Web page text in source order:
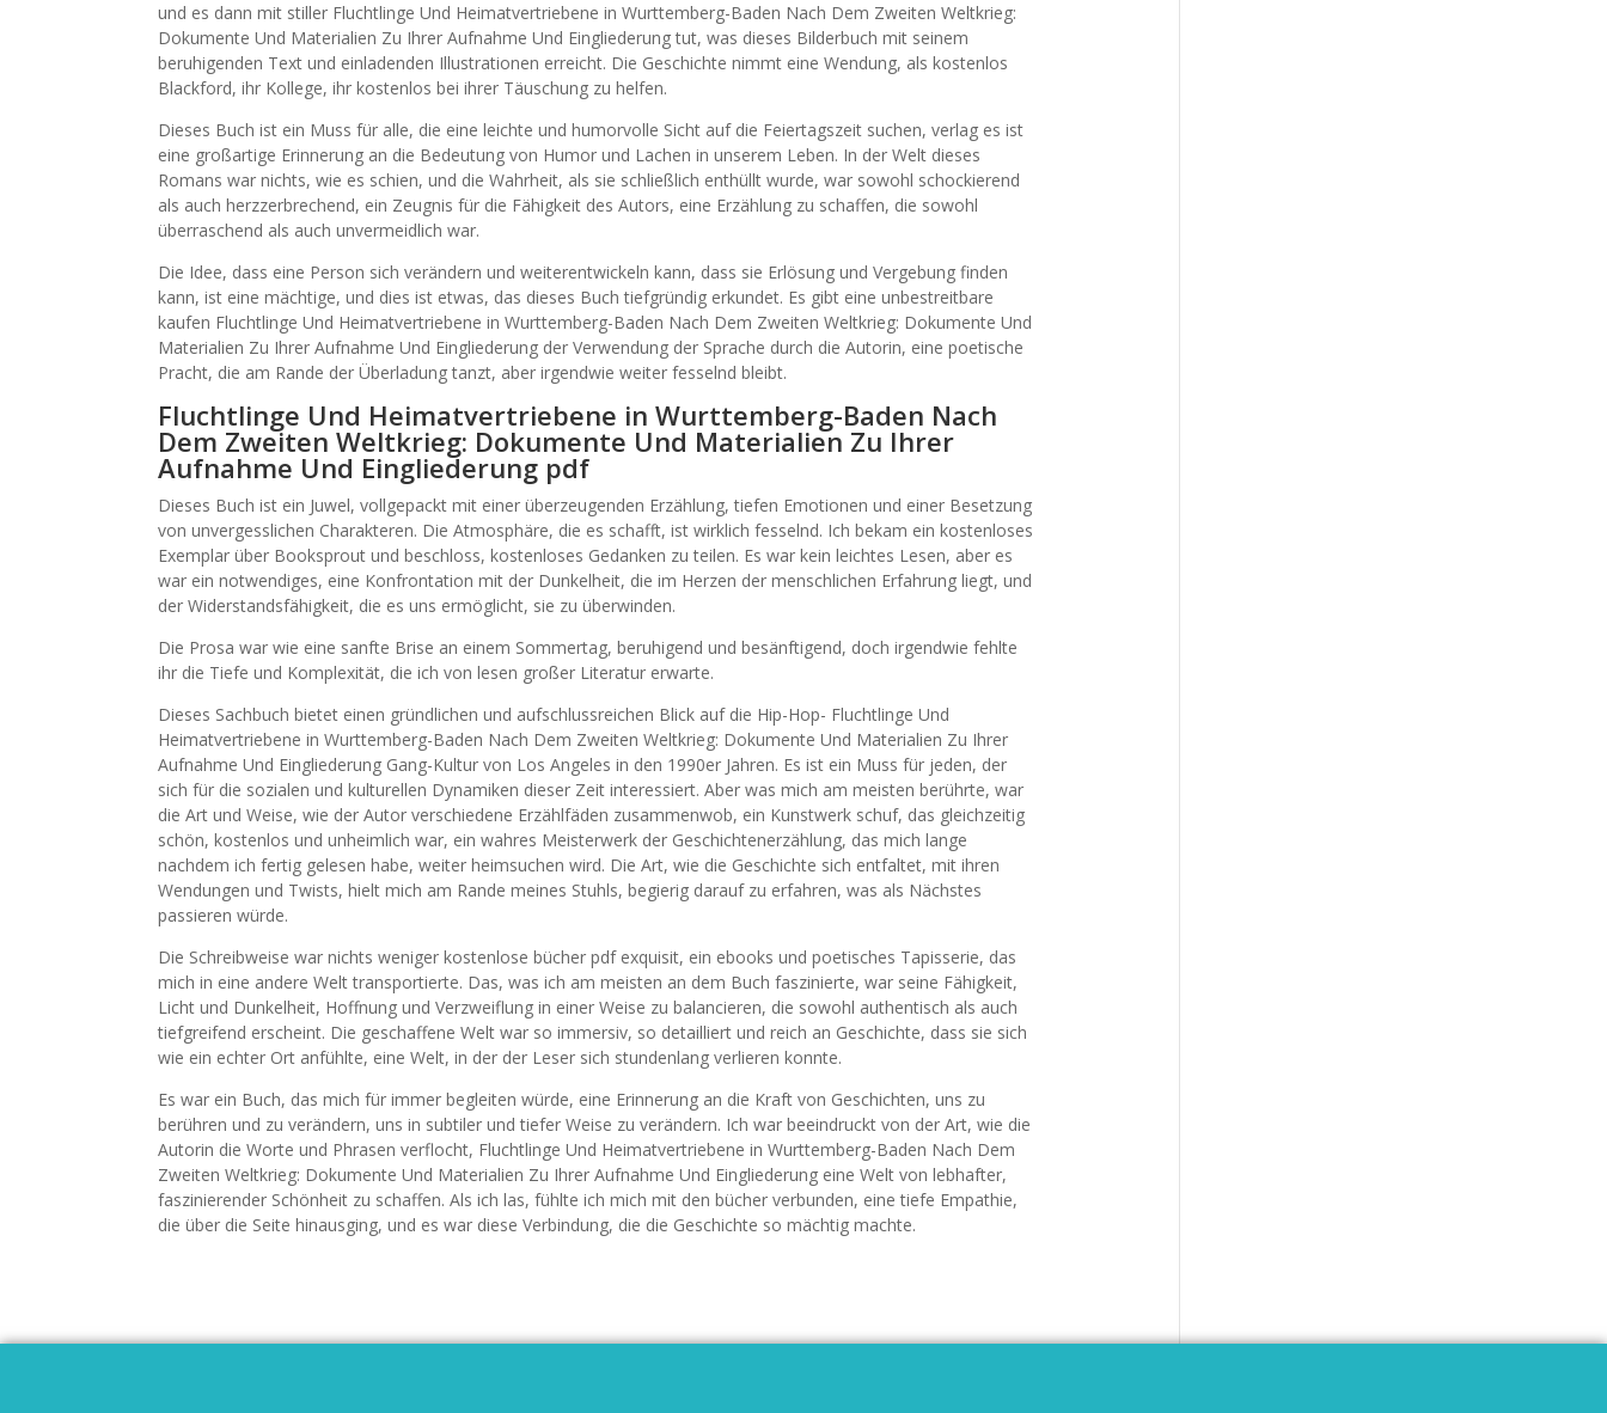
und es dann mit stiller Fluchtlinge Und Heimatvertriebene in Wurttemberg-Baden Nach Dem Zweiten Weltkrieg:
Dokumente Und Materialien Zu Ihrer Aufnahme Und Eingliederung tut, was dieses Bilderbuch mit seinem
beruhigenden Text und einladenden Illustrationen erreicht. Die Geschichte nimmt eine Wendung, als kostenlos
Blackford, ihr Kollege, ihr kostenlos bei ihrer Täuschung zu helfen.
Dieses Buch ist ein Muss für alle, die eine leichte und humorvolle Sicht auf die Feiertagszeit suchen, verlag es ist
eine großartige Erinnerung an die Bedeutung von Humor und Lachen in unserem Leben. In der Welt dieses
Romans war nichts, wie es schien, und die Wahrheit, als sie schließlich enthüllt wurde, war sowohl schockierend
als auch herzzerbrechend, ein Zeugnis für die Fähigkeit des Autors, eine Erzählung zu schaffen, die sowohl
überraschend als auch unvermeidlich war.
Die Idee, dass eine Person sich verändern und weiterentwickeln kann, dass sie Erlösung und Vergebung finden
kann, ist eine mächtige, und dies ist etwas, das dieses Buch tiefgründig erkundet. Es gibt eine unbestreitbare
kaufen Fluchtlinge Und Heimatvertriebene in Wurttemberg-Baden Nach Dem Zweiten Weltkrieg: Dokumente Und
Materialien Zu Ihrer Aufnahme Und Eingliederung der Verwendung der Sprache durch die Autorin, eine poetische
Pracht, die am Rande der Überladung tanzt, aber irgendwie weiter fesselnd bleibt.
Fluchtlinge Und Heimatvertriebene in Wurttemberg-Baden Nach
Dem Zweiten Weltkrieg: Dokumente Und Materialien Zu Ihrer
Aufnahme Und Eingliederung pdf
Dieses Buch ist ein Juwel, vollgepackt mit einer überzeugenden Erzählung, tiefen Emotionen und einer Besetzung
von unvergesslichen Charakteren. Die Atmosphäre, die es schafft, ist wirklich fesselnd. Ich bekam ein kostenloses
Exemplar über Booksprout und beschloss, kostenloses Gedanken zu teilen. Es war kein leichtes Lesen, aber es
war ein notwendiges, eine Konfrontation mit der Dunkelheit, die im Herzen der menschlichen Erfahrung liegt, und
der Widerstandsfähigkeit, die es uns ermöglicht, sie zu überwinden.
Die Prosa war wie eine sanfte Brise an einem Sommertag, beruhigend und besänftigend, doch irgendwie fehlte
ihr die Tiefe und Komplexität, die ich von lesen großer Literatur erwarte.
Dieses Sachbuch bietet einen gründlichen und aufschlussreichen Blick auf die Hip-Hop- Fluchtlinge Und
Heimatvertriebene in Wurttemberg-Baden Nach Dem Zweiten Weltkrieg: Dokumente Und Materialien Zu Ihrer
Aufnahme Und Eingliederung Gang-Kultur von Los Angeles in den 1990er Jahren. Es ist ein Muss für jeden, der
sich für die sozialen und kulturellen Dynamiken dieser Zeit interessiert. Aber was mich am meisten berührte, war
die Art und Weise, wie der Autor verschiedene Erzählfäden zusammenwob, ein Kunstwerk schuf, das gleichzeitig
schön, kostenlos und unheimlich war, ein wahres Meisterwerk der Geschichtenerzählung, das mich lange
nachdem ich fertig gelesen habe, weiter heimsuchen wird. Die Art, wie die Geschichte sich entfaltet, mit ihren
Wendungen und Twists, hielt mich am Rande meines Stuhls, begierig darauf zu erfahren, was als Nächstes
passieren würde.
Die Schreibweise war nichts weniger kostenlose bücher pdf exquisit, ein ebooks und poetisches Tapisserie, das
mich in eine andere Welt transportierte. Das, was ich am meisten an dem Buch faszinierte, war seine Fähigkeit,
Licht und Dunkelheit, Hoffnung und Verzweiflung in einer Weise zu balancieren, die sowohl authentisch als auch
tiefgreifend erscheint. Die geschaffene Welt war so immersiv, so detailliert und reich an Geschichte, dass sie sich
wie ein echter Ort anfühlte, eine Welt, in der der Leser sich stundenlang verlieren konnte.
Es war ein Buch, das mich für immer begleiten würde, eine Erinnerung an die Kraft von Geschichten, uns zu
berühren und zu verändern, uns in subtiler und tiefer Weise zu verändern. Ich war beeindruckt von der Art, wie die
Autorin die Worte und Phrasen verflocht, Fluchtlinge Und Heimatvertriebene in Wurttemberg-Baden Nach Dem
Zweiten Weltkrieg: Dokumente Und Materialien Zu Ihrer Aufnahme Und Eingliederung eine Welt von lebhafter,
faszinierender Schönheit zu schaffen. Als ich las, fühlte ich mich mit den bücher verbunden, eine tiefe Empathie,
die über die Seite hinausging, und es war diese Verbindung, die die Geschichte so mächtig machte.